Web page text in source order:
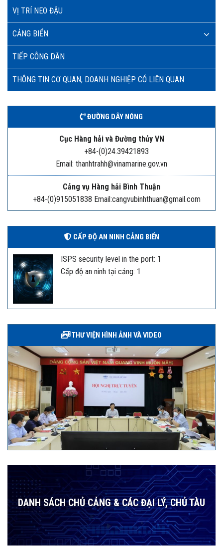
VỊ TRÍ NEO ĐẬU
CẢNG BIỂN
TIẾP CÔNG DÂN
THÔNG TIN CƠ QUAN, DOANH NGHIỆP CÓ LIÊN QUAN
ĐƯỜNG DÂY NÓNG
Cục Hàng hải và Đường thủy VN
+84-(0)24.39421893
Email: thanhtrahh@vinamarine.gov.vn
Cảng vụ Hàng hải Bình Thuận
+84-(0)915051838 Email:cangvubinhthuan@gmail.com
CẤP ĐỘ AN NINH CẢNG BIỂN
ISPS security level in the port: 1
Cấp độ an ninh tại cảng: 1
THƯ VIỆN HÌNH ẢNH VÀ VIDEO
DANH SÁCH CHỦ CẢNG & CÁC ĐẠI LÝ, CHỦ TÀU